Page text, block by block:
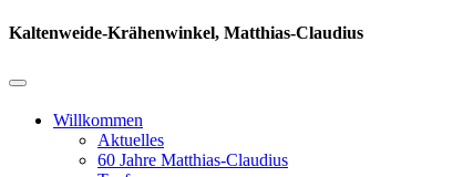
Kaltenweide-Krähenwinkel, Matthias-Claudius
Willkommen
Aktuelles
60 Jahre Matthias-Claudius